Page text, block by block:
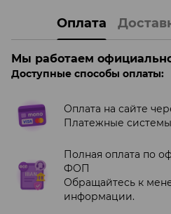
Оплата
Мы работаем
Доступные способы оплаты:
Оплата на сайте
Платежные
Полная оплата по
ФОП
Обращайтесь к
информации.